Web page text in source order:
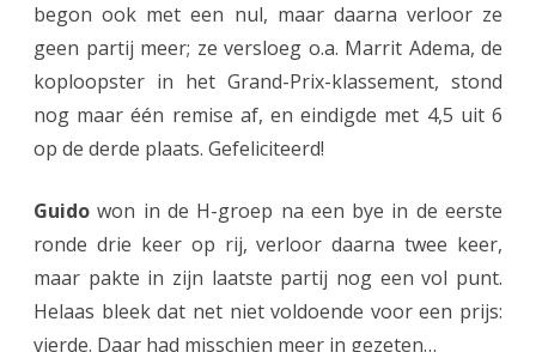
begon ook met een nul, maar daarna verloor ze
geen partij meer; ze versloeg o.a. Marrit Adema, de
koploopster in het Grand-Prix-klassement, stond
nog maar één remise af, en eindigde met 4,5 uit 6
op de derde plaats. Gefeliciteerd!
Guido won in de H-groep na een bye in de eerste
ronde drie keer op rij, verloor daarna twee keer,
maar pakte in zijn laatste partij nog een vol punt.
Helaas bleek dat net niet voldoende voor een prijs:
vierde. Daar had misschien meer in gezeten…